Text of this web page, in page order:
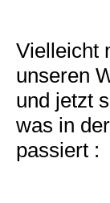
Vielleicht
unseren
und jetzt
was in
passiert :